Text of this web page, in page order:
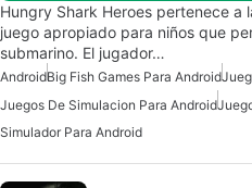
Hungry Shark Heroes pertenece a
juego apropiado para niños que
submarino. El jugador…
AndroidBig Fish Games Para Android
Juegos De Simulacion Para Android
Simulador Para Android